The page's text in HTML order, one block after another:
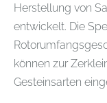
Herstellung von
entwickelt. Die
können zur
Gesteinsarten